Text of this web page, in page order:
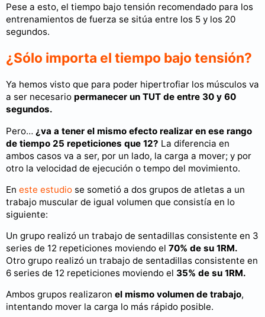
Pese a esto, el tiempo bajo tensión recomendado para los
entrenamientos de fuerza se sitúa entre los 5 y los 20
segundos.
¿Sólo importa el tiempo bajo tensión?
Ya hemos visto que para poder hipertrofiar los músculos va
a ser necesario permanecer un TUT de entre 30 y 60
segundos.
Pero… ¿va a tener el mismo efecto realizar en ese rango
de tiempo 25 repeticiones que 12? La diferencia en
ambos casos va a ser, por un lado, la carga a mover; y por
otro la velocidad de ejecución o tempo del movimiento.
En este estudio se sometió a dos grupos de atletas a un
trabajo muscular de igual volumen que consistía en lo
siguiente:
Un grupo realizó un trabajo de sentadillas consistente en 3
series de 12 repeticiones moviendo el 70% de su 1RM.
Otro grupo realizó un trabajo de sentadillas consistente en
6 series de 12 repeticiones moviendo el 35% de su 1RM.
Ambos grupos realizaron el mismo volumen de trabajo,
intentando mover la carga lo más rápido posible.